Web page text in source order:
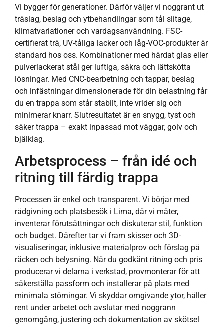
Vi bygger för generationer. Därför väljer vi noggrant ut
träslag, beslag och ytbehandlingar som tål slitage,
klimatvariationer och vardagsanvändning. FSC-
certifierat trä, UV-tåliga lacker och låg-VOC-produkter är
standard hos oss. Kombinationer med härdat glas eller
pulverlackerat stål ger luftiga, säkra och lättskötta
lösningar. Med CNC-bearbetning och tappar, beslag
och infästningar dimensionerade för din belastning får
du en trappa som står stabilt, inte vrider sig och
minimerar knarr. Slutresultatet är en snygg, tyst och
säker trappa – exakt inpassad mot väggar, golv och
bjälklag.
Arbetsprocess – från idé och
ritning till färdig trappa
Processen är enkel och transparent. Vi börjar med
rådgivning och platsbesök i Lima, där vi mäter,
inventerar förutsättningar och diskuterar stil, funktion
och budget. Därefter tar vi fram skisser och 3D-
visualiseringar, inklusive materialprov och förslag på
räcken och belysning. När du godkänt ritning och pris
producerar vi delarna i verkstad, provmonterar för att
säkerställa passform och installerar på plats med
minimala störningar. Vi skyddar omgivande ytor, håller
rent under arbetet och avslutar med noggrann
genomgång, justering och dokumentation av skötsel